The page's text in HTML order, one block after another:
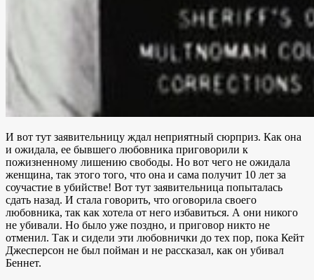
И вот тут заявительницу ждал неприятный сюрприз. Как она
и ожидала, ее бывшего любовника приговорили к
пожизненному лишению свободы. Но вот чего не ожидала
женщина, так этого того, что она и сама получит 10 лет за
соучастие в убийстве! Вот тут заявительница попыталась
сдать назад. И стала говорить, что оговорила своего
любовника, так как хотела от него избавиться. А они никого
не убивали. Но было уже поздно, и приговор никто не
отменил. Так и сидели эти любовнички до тех пор, пока Кейт
Джесперсон не был пойман и не рассказал, как он убивал
Беннет.